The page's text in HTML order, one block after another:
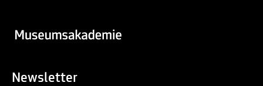
Newsletter